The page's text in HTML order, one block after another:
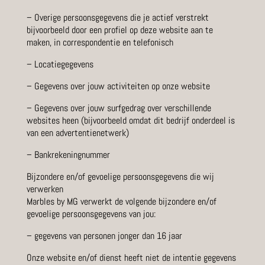
– Overige persoonsgegevens die je actief verstrekt
bijvoorbeeld door een profiel op deze website aan te
maken, in correspondentie en telefonisch
– Locatiegegevens
– Gegevens over jouw activiteiten op onze website
– Gegevens over jouw surfgedrag over verschillende
websites heen (bijvoorbeeld omdat dit bedrijf onderdeel is
van een advertentienetwerk)
– Bankrekeningnummer
Bijzondere en/of gevoelige persoonsgegevens die wij
verwerken
Marbles by MG verwerkt de volgende bijzondere en/of
gevoelige persoonsgegevens van jou:
– gegevens van personen jonger dan 16 jaar
Onze website en/of dienst heeft niet de intentie gegevens